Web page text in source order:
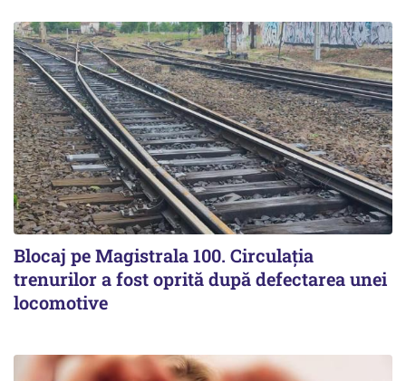
Blocaj pe Magistrala 100. Circulația
trenurilor a fost oprită după defectarea unei
locomotive